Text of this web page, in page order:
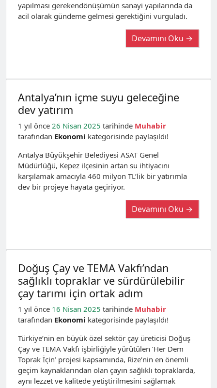
yapılması gerekendönüşümün sanayi yapılarında da
acil olarak gündeme gelmesi gerektiğini vurguladı.
Devamını Oku →
Antalya’nın içme suyu geleceğine
dev yatırım
1 yıl önce 26 Nisan 2025 tarihinde Muhabir
tarafından Ekonomi kategorisinde paylaşıldı!
Antalya Büyükşehir Belediyesi ASAT Genel
Müdürlüğü, Kepez ilçesinin artan su ihtiyacını
karşılamak amacıyla 460 milyon TL’lik bir yatırımla
dev bir projeye hayata geçiriyor.
Devamını Oku →
Doğuş Çay ve TEMA Vakfı’ndan
sağlıklı topraklar ve sürdürülebilir
çay tarımı için ortak adım
1 yıl önce 16 Nisan 2025 tarihinde Muhabir
tarafından Ekonomi kategorisinde paylaşıldı!
Türkiye’nin en büyük özel sektör çay üreticisi Doğuş
Çay ve TEMA Vakfı işbirliğiyle yürütülen ‘Her Dem
Toprak İçin’ projesi kapsamında, Rize’nin en önemli
geçim kaynaklarından olan çayın sağlıklı topraklarda,
aynı lezzet ve kalitede yetiştirilmesini sağlamak